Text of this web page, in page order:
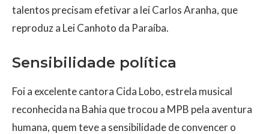
talentos precisam efetivar a lei Carlos Aranha, que
reproduz a Lei Canhoto da Paraíba.
Sensibilidade política
Foi a excelente cantora Cida Lobo, estrela musical
reconhecida na Bahia que trocou a MPB pela aventura
humana, quem teve a sensibilidade de convencer o